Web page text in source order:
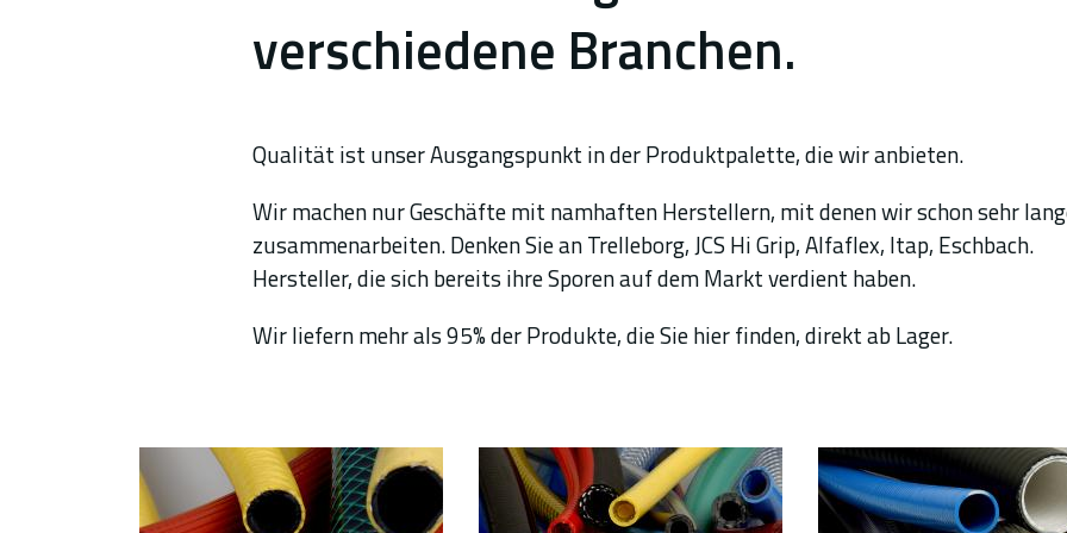
verschiedene Branchen.
Qualität ist unser Ausgangspunkt in der Produktpalette, die wir anbieten.
Wir machen nur Geschäfte mit namhaften Herstellern, mit denen wir schon sehr
zusammenarbeiten. Denken Sie an Trelleborg, JCS Hi Grip, Alfaflex, Itap, Eschbach.
Hersteller, die sich bereits ihre Sporen auf dem Markt verdient haben.
Wir liefern mehr als 95% der Produkte, die Sie hier finden, direkt ab Lager.